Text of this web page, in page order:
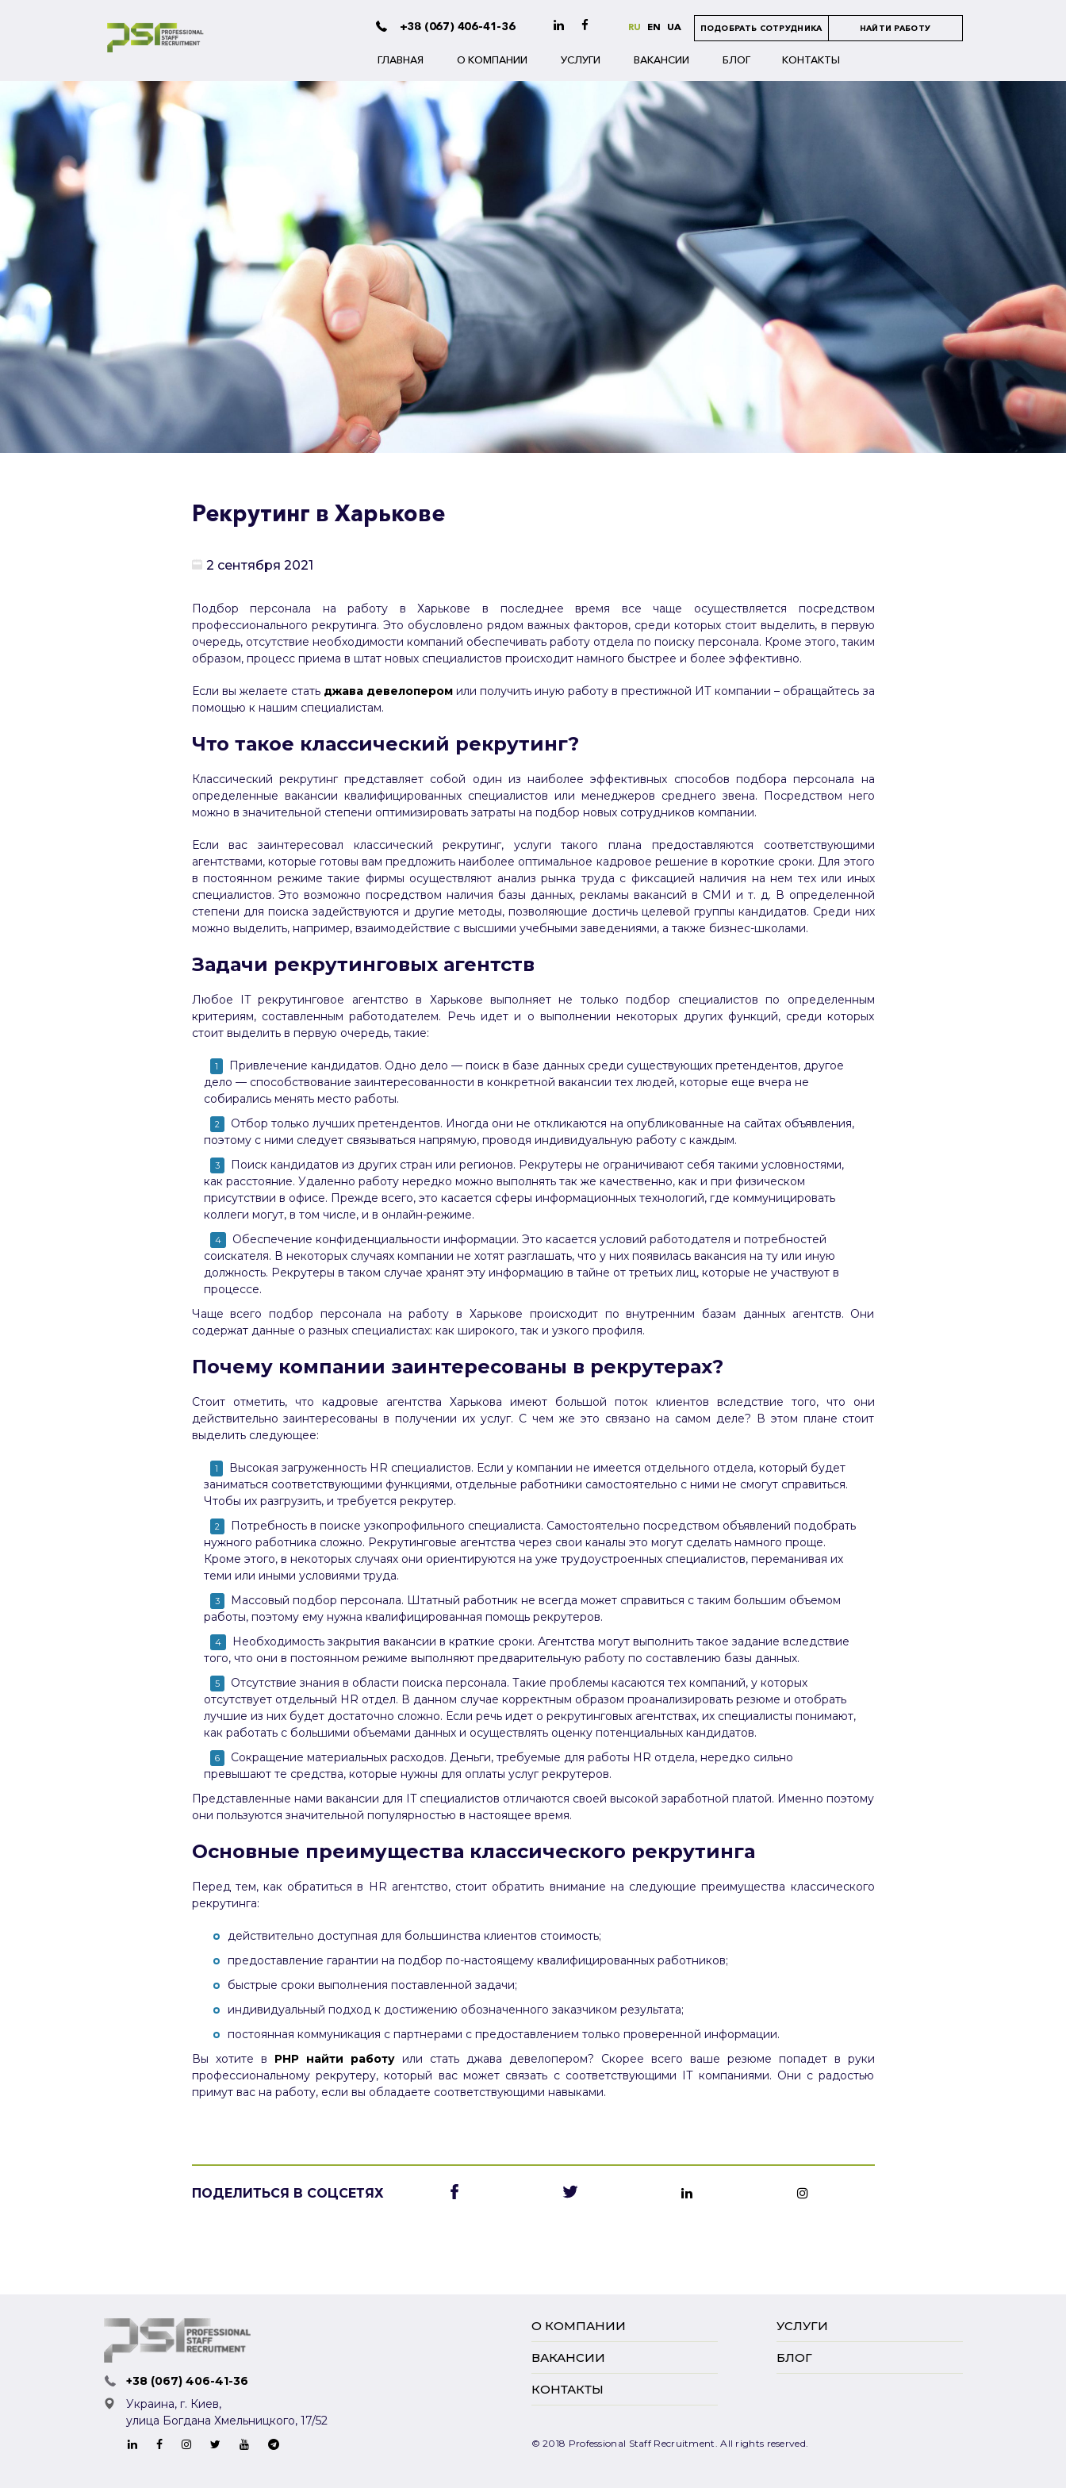
+38 (067) 406-41-36 RU EN UA ПОДОБРАТЬ СОТРУДНИКА НАЙТИ РАБОТУ
ГЛАВНАЯ О КОМПАНИИ УСЛУГИ ВАКАНСИИ БЛОГ КОНТАКТЫ
Рекрутинг в Харькове
2 сентября 2021
Подбор персонала на работу в Харькове в последнее время все чаще осуществляется посредством
профессионального рекрутинга. Это обусловлено рядом важных факторов, среди которых стоит выделить, в первую
очередь, отсутствие необходимости компаний обеспечивать работу отдела по поиску персонала. Кроме этого, таким
образом, процесс приема в штат новых специалистов происходит намного быстрее и более эффективно.
Если вы желаете стать джава девелоперомили получить иную работу в престижной ИТ компании – обращайтесь за
помощью к нашим специалистам.
Что такое классический рекрутинг?
Классический рекрутинг представляет собой один из наиболее эффективных способов подбора персонала на
определенные вакансии квалифицированных специалистов или менеджеров среднего звена. Посредством него
можно в значительной степени оптимизировать затраты на подбор новых сотрудников компании.
Если вас заинтересовал классический рекрутинг, услуги такого плана предоставляются соответствующими
агентствами, которые готовы вам предложить наиболее оптимальное кадровое решение в короткие сроки. Для этого
в постоянном режиме такие фирмы осуществляют анализ рынка труда с фиксацией наличия на нем тех или иных
специалистов. Это возможно посредством наличия базы данных, рекламы вакансий в СМИ и т. д. В определенной
степени для поиска задействуются и другие методы, позволяющие достичь целевой группы кандидатов. Среди них
можно выделить, например, взаимодействие с высшими учебными заведениями, а также бизнес-школами.
Задачи рекрутинговых агентств
Любое IT рекрутинговое агентство в Харькове выполняет не только подбор специалистов по определенным
критериям, составленным работодателем. Речь идет и о выполнении некоторых других функций, среди которых
стоит выделить в первую очередь, такие:
Привлечение кандидатов. Одно дело — поиск в базе данных среди существующих претендентов, другое
дело — способствование заинтересованности в конкретной вакансии тех людей, которые еще вчера не
собирались менять место работы.
Отбор только лучших претендентов. Иногда они не откликаются на опубликованные на сайтах объявления,
поэтому с ними следует связываться напрямую, проводя индивидуальную работу с каждым.
Поиск кандидатов из других стран или регионов. Рекрутеры не ограничивают себя такими условностями,
как расстояние. Удаленно работу нередко можно выполнять так же качественно, как и при физическом
присутствии в офисе. Прежде всего, это касается сферы информационных технологий, где коммуницировать
коллеги могут, в том числе, и в онлайн-режиме.
Обеспечение конфиденциальности информации. Это касается условий работодателя и потребностей
соискателя. В некоторых случаях компании не хотят разглашать, что у них появилась вакансия на ту или иную
должность. Рекрутеры в таком случае хранят эту информацию в тайне от третьих лиц, которые не участвуют в
процессе.
Чаще всего подбор персонала на работу в Харькове происходит по внутренним базам данных агентств. Они
содержат данные о разных специалистах: как широкого, так и узкого профиля.
Почему компании заинтересованы в рекрутерах?
Стоит отметить, что кадровые агентства Харькова имеют большой поток клиентов вследствие того, что они
действительно заинтересованы в получении их услуг. С чем же это связано на самом деле? В этом плане стоит
выделить следующее:
Высокая загруженность HR специалистов. Если у компании не имеется отдельного отдела, который будет
заниматься соответствующими функциями, отдельные работники самостоятельно с ними не смогут справиться.
Чтобы их разгрузить, и требуется рекрутер.
Потребность в поиске узкопрофильного специалиста. Самостоятельно посредством объявлений подобрать
нужного работника сложно. Рекрутинговые агентства через свои каналы это могут сделать намного проще.
Кроме этого, в некоторых случаях они ориентируются на уже трудоустроенных специалистов, переманивая их
теми или иными условиями труда.
Массовый подбор персонала. Штатный работник не всегда может справиться с таким большим объемом
работы, поэтому ему нужна квалифицированная помощь рекрутеров.
Необходимость закрытия вакансии в краткие сроки. Агентства могут выполнить такое задание вследствие
того, что они в постоянном режиме выполняют предварительную работу по составлению базы данных.
Отсутствие знания в области поиска персонала. Такие проблемы касаются тех компаний, у которых
отсутствует отдельный HR отдел. В данном случае корректным образом проанализировать резюме и отобрать
лучшие из них будет достаточно сложно. Если речь идет о рекрутинговых агентствах, их специалисты понимают,
как работать с большими объемами данных и осуществлять оценку потенциальных кандидатов.
Сокращение материальных расходов. Деньги, требуемые для работы HR отдела, нередко сильно
превышают те средства, которые нужны для оплаты услуг рекрутеров.
Представленные нами вакансии для IT специалистов отличаются своей высокой заработной платой. Именно поэтому
они пользуются значительной популярностью в настоящее время.
Основные преимущества классического рекрутинга
Перед тем, как обратиться в HR агентство, стоит обратить внимание на следующие преимущества классического
рекрутинга:
действительно доступная для большинства клиентов стоимость;
предоставление гарантии на подбор по-настоящему квалифицированных работников;
быстрые сроки выполнения поставленной задачи;
индивидуальный подход к достижению обозначенного заказчиком результата;
постоянная коммуникация с партнерами с предоставлением только проверенной информации.
Вы хотите в PHP найти работуили стать джава девелопером? Скорее всего ваше резюме попадет в руки
профессиональному рекрутеру, который вас может связать с соответствующими IT компаниями. Они с радостью
примут вас на работу, если вы обладаете соответствующими навыками.
ПОДЕЛИТЬСЯ В СОЦСЕТЯХ
+38 (067) 406-41-36
Украина, г. Киев,
улица Богдана Хмельницкого, 17/52
О КОМПАНИИ УСЛУГИ
ВАКАНСИИ БЛОГ
КОНТАКТЫ
© 2018 Professional Staff Recruitment. All rights reserved.